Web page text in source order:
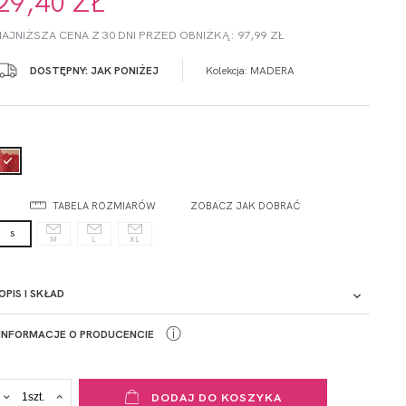
CENA Z 30 DNI PRZED OBNIŻKĄ: 97,99 ZŁ
DOSTĘPNY: JAK PONIŻEJ Kolekcja: MADERA
TABELA ROZMIARÓW ZOBACZ JAK DOBRAĆ
S
M L XL
I SKŁAD
O PRODUCENCIE
ADRES PUNKTU KONTAKTOWEGO
ⓘ
DODAJ DO KOSZYKA